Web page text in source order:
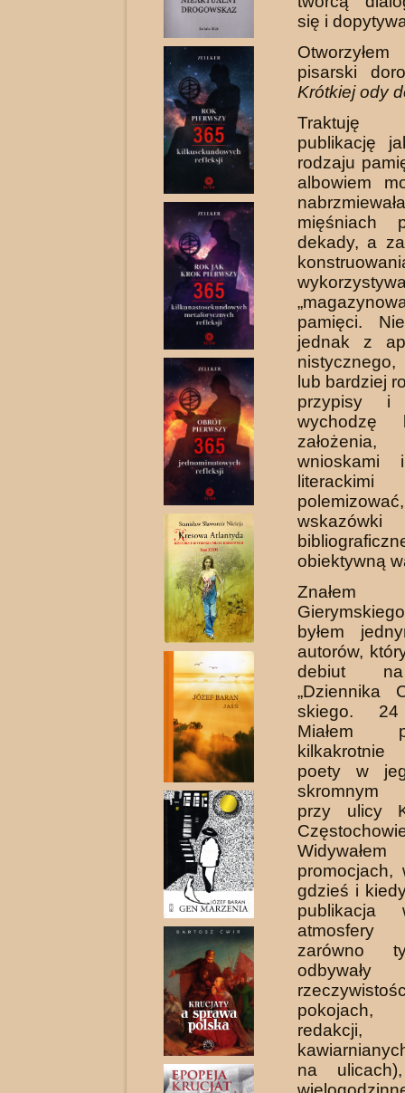
się i
pisarski
Krótkiej ody
Traktuję
publikację
rodzaju
albowiem
mięśniach
dekady, a
pamięci.
jednak z
lub bardziej
przypisy i
wychodzę
wnioskami
wskazówki
obiek­tywną
Znałem
byłem
autorów,
debiut
„Dziennika
skiego. 24
Miałem
poety w
skromnym
przy ulicy
promocjach,
gdzieś i
publikacja
zarówno
pokojach,
na